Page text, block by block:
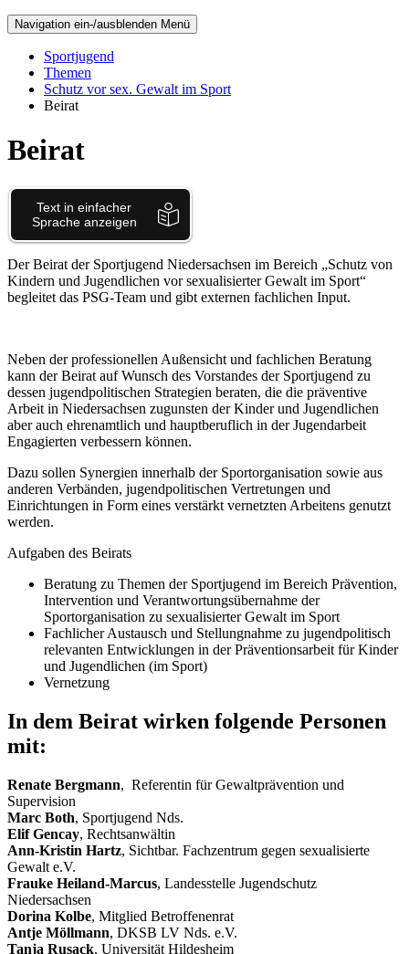
Navigation ein-/ausblenden Menü
Sportjugend
Themen
Schutz vor sex. Gewalt im Sport
Beirat
Beirat
Der Beirat der Sportjugend Niedersachsen im Bereich „Schutz von
Kindern und Jugendlichen vor sexualisierter Gewalt im Sport“
begleitet das PSG-Team und gibt externen fachlichen Input.
Neben der professionellen Außensicht und fachlichen Beratung
kann der Beirat auf Wunsch des Vorstandes der Sportjugend zu
dessen jugendpolitischen Strategien beraten, die die präventive
Arbeit in Niedersachsen zugunsten der Kinder und Jugendlichen
aber auch ehrenamtlich und hauptberuflich in der Jugendarbeit
Engagierten verbessern können.
Dazu sollen Synergien innerhalb der Sportorganisation sowie aus
anderen Verbänden, jugendpolitischen Vertretungen und
Einrichtungen in Form eines verstärkt vernetzten Arbeitens genutzt
werden.
Aufgaben des Beirats
Beratung zu Themen der Sportjugend im Bereich Prävention,
Intervention und Verantwortungsübernahme der
Sportorganisation zu sexualisierter Gewalt im Sport
Fachlicher Austausch und Stellungnahme zu jugendpolitisch
relevanten Entwicklungen in der Präventionsarbeit für Kinder
und Jugendlichen (im Sport)
Vernetzung
In dem Beirat wirken folgende Personen
mit:
Renate Bergmann, Referentin für Gewaltprävention und
Supervision
Marc Both, Sportjugend Nds.
Elif Gencay, Rechtsanwältin
Ann-Kristin Hartz, Sichtbar. Fachzentrum gegen sexualisierte
Gewalt e.V.
Frauke Heiland-Marcus, Landesstelle Jugendschutz
Niedersachsen
Dorina Kolbe, Mitglied Betroffenenrat
Antje Möllmann, DKSB LV Nds. e.V.
Tanja Rusack, Universität Hildesheim